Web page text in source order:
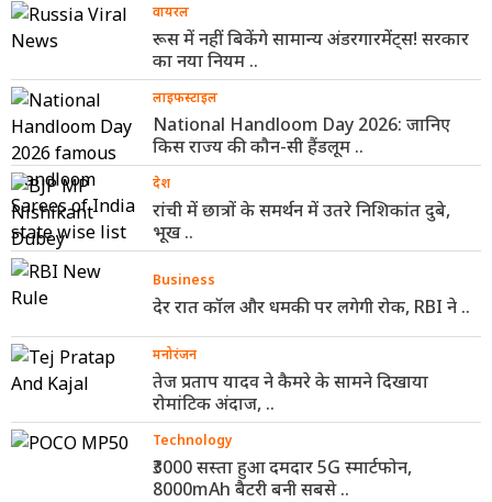
वायरल
रूस में नहीं बिकेंगे सामान्य अंडरगारमेंट्स! सरकार
का नया नियम ..
लाइफस्टाइल
National Handloom Day 2026: जानिए
किस राज्य की कौन-सी हैंडलूम ..
देश
रांची में छात्रों के समर्थन में उतरे निशिकांत दुबे,
भूख ..
Business
देर रात कॉल और धमकी पर लगेगी रोक, RBI ने ..
मनोरंजन
तेज प्रताप यादव ने कैमरे के सामने दिखाया
रोमांटिक अंदाज, ..
Technology
₹3000 सस्ता हुआ दमदार 5G स्मार्टफोन,
8000mAh बैटरी बनी सबसे ..